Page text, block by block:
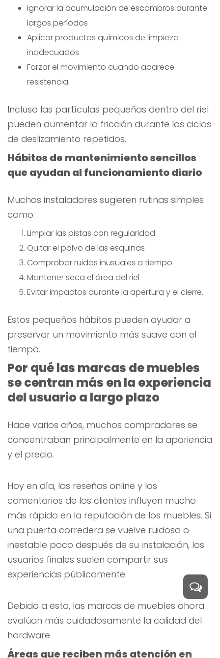
Ignorar la acumulación de escombros durante
largos períodos
Aplicar productos químicos de limpieza
inadecuados
Forzar el movimiento cuando aparece
resistencia.
Incluso las partículas pequeñas dentro del riel
pueden aumentar la fricción durante los ciclos
de deslizamiento repetidos.
Hábitos de mantenimiento sencillos
que ayudan al funcionamiento diario
Muchos instaladores sugieren rutinas simples
como:
Limpiar las pistas con regularidad
Quitar el polvo de las esquinas
Comprobar ruidos inusuales a tiempo
Mantener seca el área del riel
Evitar impactos durante la apertura y el cierre.
Estos pequeños hábitos pueden ayudar a
preservar un movimiento más suave con el
tiempo.
Por qué las marcas de muebles
se centran más en la experiencia
del usuario a largo plazo
Hace varios años, muchos compradores se
concentraban principalmente en la apariencia
y el precio.
Hoy en día, las reseñas online y los
comentarios de los clientes influyen mucho
más rápido en la reputación de los muebles. Si
una puerta corredera se vuelve ruidosa o
inestable poco después de su instalación, los
usuarios finales suelen compartir sus
experiencias públicamente.
Debido a esto, las marcas de muebles ahora
evalúan más cuidadosamente la calidad del
hardware.
Áreas que reciben más atención en